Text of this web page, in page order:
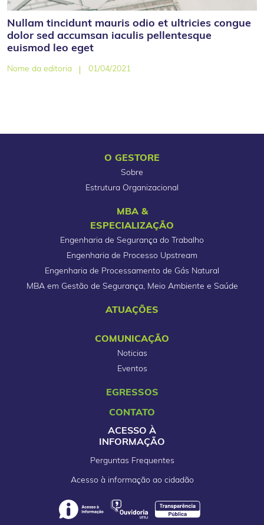
Nullam tincidunt mauris odio et ultricies congue
dolor sed accumsan iaculis pellentesque
euismod leo eget
Nome da editoria 01/04/2021
O GESTORE
Sobre
Estrutura Organizacional
MBA &
ESPECIALIZAÇÃO
Engenharia de Segurança do Trabalho
Engenharia de Processo Upstream
Engenharia de Processamento de Gás Natural
MBA em Gestão de Segurança, Meio Ambiente e Saúde
ATUAÇÕES
COMUNICAÇÃO
Noticias
Eventos
EGRESSOS
CONTATO
ACESSO À
INFORMAÇÃO
Perguntas Frequentes
Acesso à informação ao cidadão